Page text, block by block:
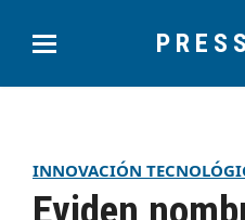
INNOVACIÓN
Eviden